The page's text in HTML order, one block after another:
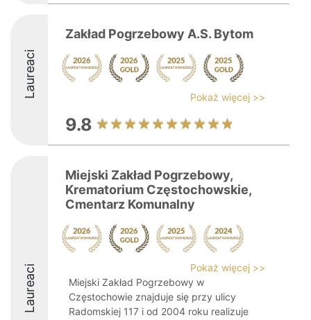
Laureaci
Zakład Pogrzebowy A.S. Bytom
Pokaż więcej >>
9.8
Laureaci
Miejski Zakład Pogrzebowy,
Krematorium Częstochowskie,
Cmentarz Komunalny
Pokaż więcej >>
Miejski Zakład Pogrzebowy w
Częstochowie znajduje się przy ulicy
Radomskiej 117 i od 2004 roku realizuje